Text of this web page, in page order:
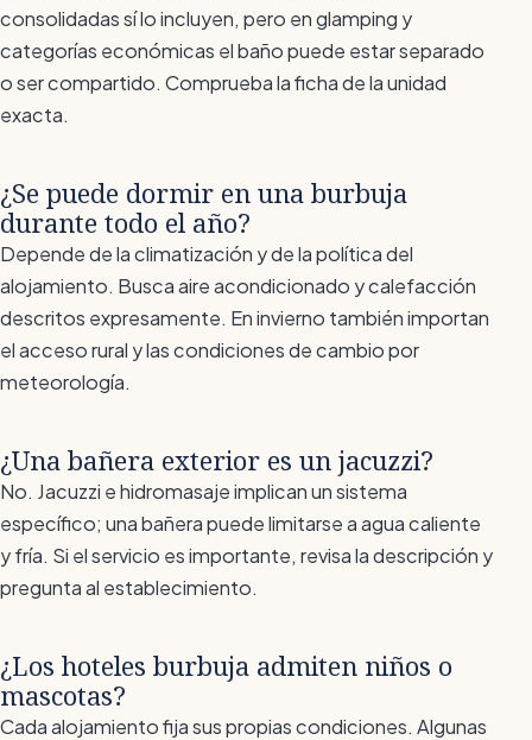
consolidadas sí lo incluyen, pero en glamping y
categorías económicas el baño puede estar separado
o ser compartido. Comprueba la ficha de la unidad
exacta.
¿Se puede dormir en una burbuja
durante todo el año?
Depende de la climatización y de la política del
alojamiento. Busca aire acondicionado y calefacción
descritos expresamente. En invierno también importan
el acceso rural y las condiciones de cambio por
meteorología.
¿Una bañera exterior es un jacuzzi?
No. Jacuzzi e hidromasaje implican un sistema
específico; una bañera puede limitarse a agua caliente
y fría. Si el servicio es importante, revisa la descripción y
pregunta al establecimiento.
¿Los hoteles burbuja admiten niños o
mascotas?
Cada alojamiento fija sus propias condiciones. Algunas